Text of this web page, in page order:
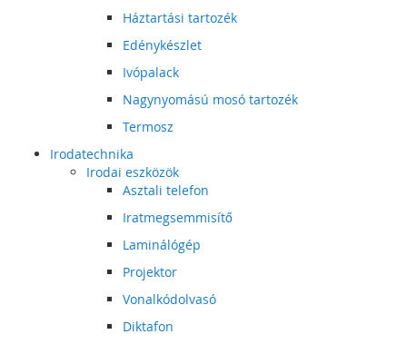
Háztartási tartozék
Edénykészlet
Ivópalack
Nagynyomású mosó tartozék
Termosz
Irodatechnika
Irodai eszközök
Asztali telefon
Iratmegsemmisítő
Laminálógép
Projektor
Vonalkódolvasó
Diktafon